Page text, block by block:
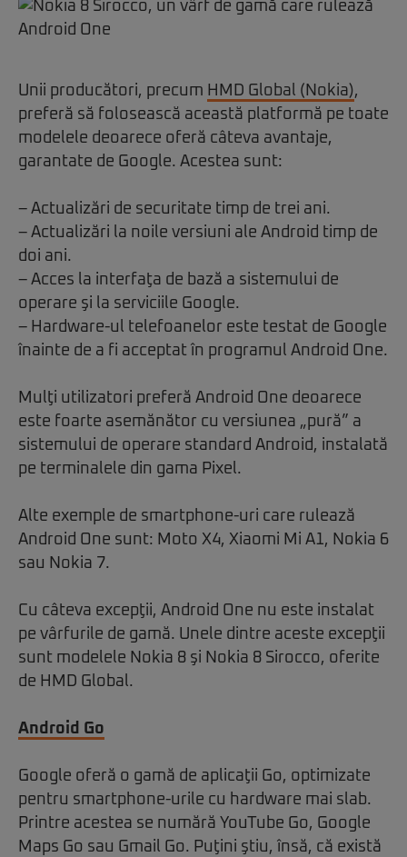
Unii producători, precum HMD Global (Nokia),
preferă să folosească această platformă pe toate
modelele deoarece oferă câteva avantaje,
garantate de Google. Acestea sunt:
– Actualizări de securitate timp de trei ani.
– Actualizări la noile versiuni ale Android timp de
doi ani.
– Acces la interfaţa de bază a sistemului de
operare şi la serviciile Google.
– Hardware-ul telefoanelor este testat de Google
înainte de a fi acceptat în programul Android One.
Mulţi utilizatori preferă Android One deoarece
este foarte asemănător cu versiunea „pură” a
sistemului de operare standard Android, instalată
pe terminalele din gama Pixel.
Alte exemple de smartphone-uri care rulează
Android One sunt: Moto X4, Xiaomi Mi A1, Nokia 6
sau Nokia 7.
Cu câteva excepţii, Android One nu este instalat
pe vârfurile de gamă. Unele dintre aceste excepţii
sunt modelele Nokia 8 şi Nokia 8 Sirocco, oferite
de HMD Global.
Android Go
Google oferă o gamă de aplicaţii Go, optimizate
pentru smartphone-urile cu hardware mai slab.
Printre acestea se numără YouTube Go, Google
Maps Go sau Gmail Go. Puţini ştiu, însă, că există